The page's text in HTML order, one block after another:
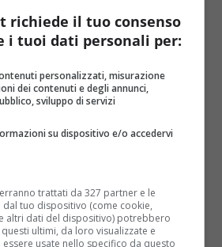
richiede il tuo consenso
i tuoi dati personali per:
personalizzati, misurazione
dei contenuti e degli annunci,
sviluppo di servizi
su dispositivo e/o accedervi
trattati da 327 partner e le
tuo dispositivo (come cookie,
altri dati del dispositivo) potrebbero
ultimi, da loro visualizzate e
usate nello specifico da questo